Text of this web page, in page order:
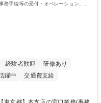
手続等の受付・オペレーション、お
経験者歓迎
研修あり
躍中
交通費支給